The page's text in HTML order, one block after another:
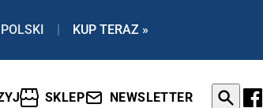
| KUP TERAZ »
SKLEP NEWSLETTER